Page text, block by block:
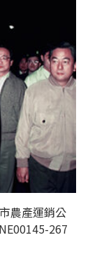
農產運銷公
267